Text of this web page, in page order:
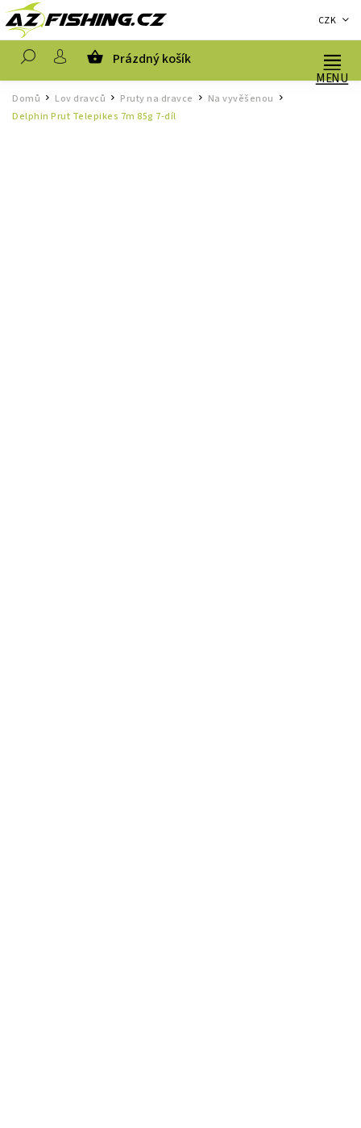
CZK
Prázdný košík
Domů / Lov dravců / Pruty na dravce Na vyvěšenou
Delphin Prut Telepikes 7m 85g 7-díl